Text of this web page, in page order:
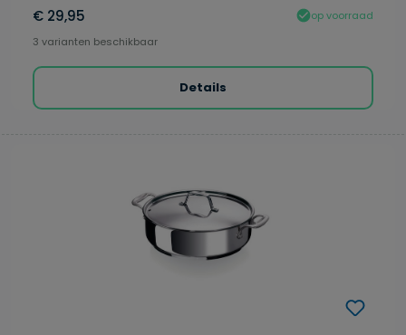
€ 29,95
op voorraad
3 varianten beschikbaar
Details